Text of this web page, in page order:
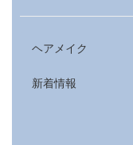
ヘアメイク
新着情報